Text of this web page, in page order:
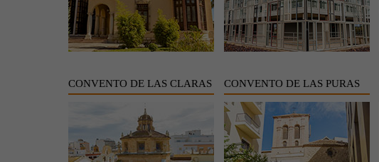
CONVENTO DE LAS CLARAS CONVENTO DE LAS PURAS